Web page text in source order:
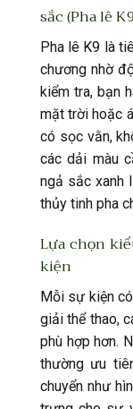
sắc (Pha lê
Pha lê K9 là
chương nhờ
kiểm tra, bạn
mặt trời hoặc
có sọc vằn,
các dải màu
ngả sắc xanh
thủy tinh pha
Lựa chọn
kiện
Mỗi sự kiện
giải thể thao,
phù hợp hơn.
thường ưu
chuyển như